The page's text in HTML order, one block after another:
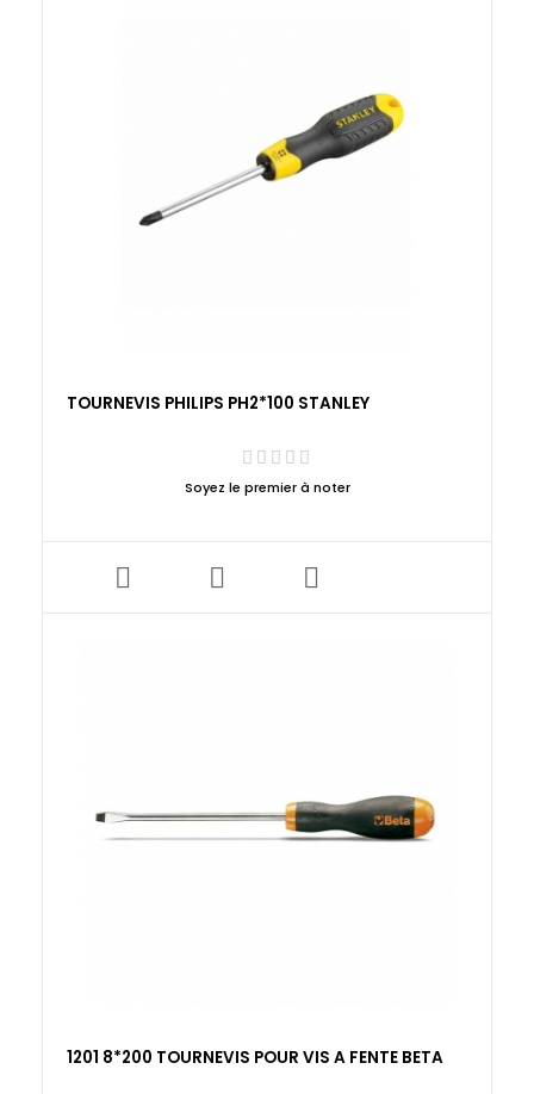
TOURNEVIS PHILIPS PH2*100 STANLEY
Soyez le premier à noter
1201 8*200 TOURNEVIS POUR VIS A FENTE BETA